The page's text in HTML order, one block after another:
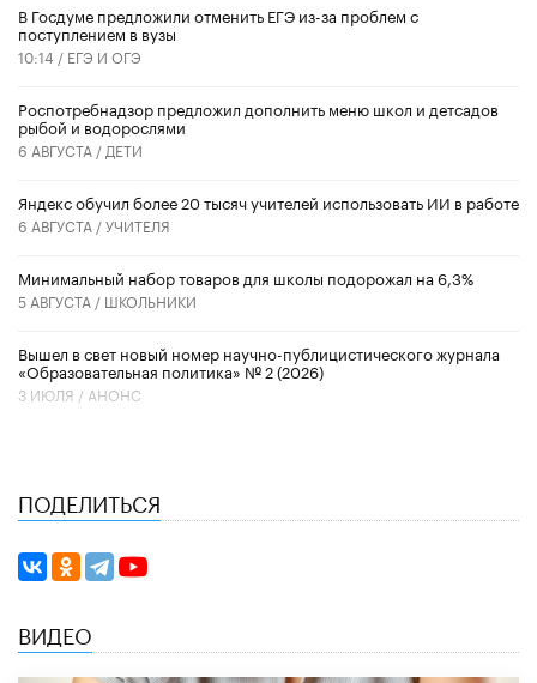
В Госдуме предложили отменить ЕГЭ из-за проблем с
поступлением в вузы
10:14 / ЕГЭ И ОГЭ
Роспотребнадзор предложил дополнить меню школ и детсадов
рыбой и водорослями
6 АВГУСТА / ДЕТИ
​Яндекс обучил более 20 тысяч учителей использовать ИИ в работе
6 АВГУСТА /УЧИТЕЛЯ
Минимальный набор товаров для школы подорожал на 6,3%
5 АВГУСТА / ШКОЛЬНИКИ
Вышел в свет новый номер научно-публицистического журнала
«Образовательная политика» № 2 (2026)
3 ИЮЛЯ / АНОНС
ПОДЕЛИТЬСЯ
ВИДЕО